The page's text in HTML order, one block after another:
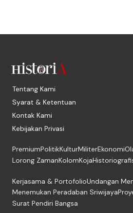
Tentang Kami
Syarat & Ketentuan
Kontak Kami
Kebijakan Privasi
PremiumPolitikKulturMiliterEkonomi
Lorong ZamanKolomKoja
Kerjasama & PortofolioUndangan
Menemukan Peradaban Sriwijaya
Surat Pendiri Bangsa